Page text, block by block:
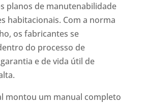
planos de manutenabilidade
habitacionais. Com a norma
os fabricantes se
do processo de
e de vida útil de
montou um manual completo